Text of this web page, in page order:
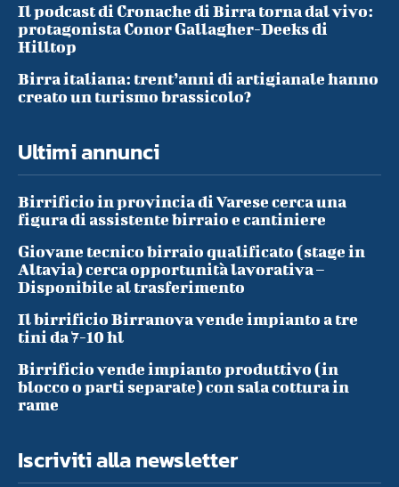
Il podcast di Cronache di Birra torna dal vivo:
protagonista Conor Gallagher-Deeks di
Hilltop
Birra italiana: trent’anni di artigianale hanno
creato un turismo brassicolo?
Ultimi annunci
Birrificio in provincia di Varese cerca una
figura di assistente birraio e cantiniere
Giovane tecnico birraio qualificato (stage in
Altavia) cerca opportunità lavorativa –
Disponibile al trasferimento
Il birrificio Birranova vende impianto a tre
tini da 7-10 hl
Birrificio vende impianto produttivo (in
blocco o parti separate) con sala cottura in
rame
Iscriviti alla newsletter